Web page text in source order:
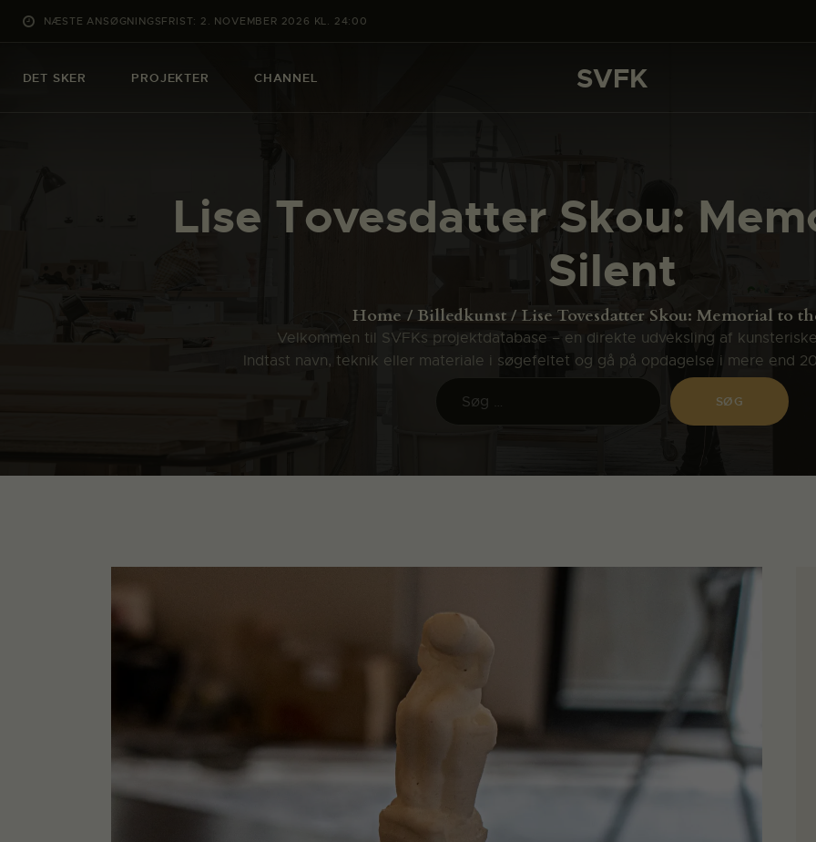
NÆSTE ANSØGNINGSFRIST: 2. NOVEMBER 2026 KL. 24:00
DET SKER PROJEKTER CHANNEL SVFK
Lise Tovesdatter Skou:
Silent
Home Billedkunst Lise Tovesdatter Skou: Memorial to
Velkommen til SVFKs projektdatabase – en direkte udveksling af
Indtast navn, teknik eller materiale i søgefeltet og gå på opdagelse i mere end
SVFK
PROJEKTER
OM SVFK